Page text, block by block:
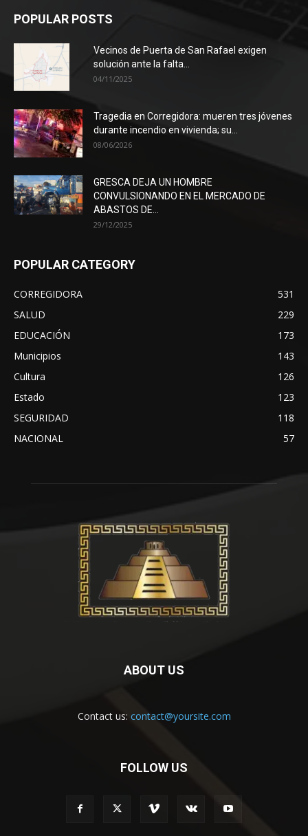
POPULAR POSTS
Vecinos de Puerta de San Rafael exigen
solución ante la falta...
04/11/2025
Tragedia en Corregidora: mueren tres jóvenes
durante incendio en vivienda; su...
08/06/2026
GRESCA DEJA UN HOMBRE
CONVULSIONANDO EN EL MERCADO DE
ABASTOS DE...
29/12/2025
POPULAR CATEGORY
CORREGIDORA
531
SALUD
229
EDUCACIÓN
173
Municipios
143
Cultura
126
Estado
123
SEGURIDAD
118
NACIONAL
57
ABOUT US
Contact us: contact@yoursite.com
FOLLOW US